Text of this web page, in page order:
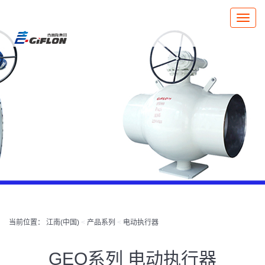
Toggle
当前位置： 江南(中国) < 产品系列 < 电动执行器
GEQ系列 电动执行器